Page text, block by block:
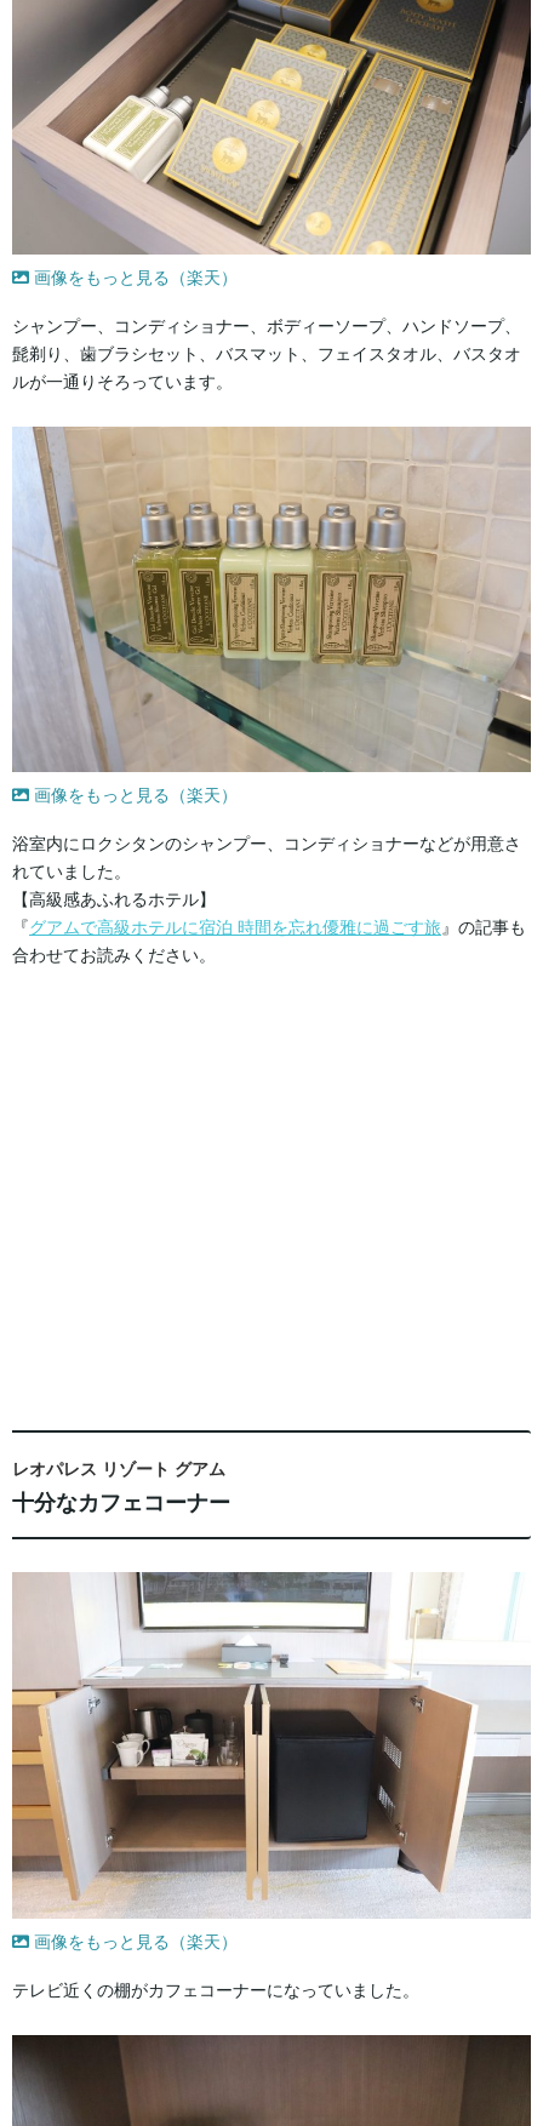
画像をもっと見る（楽天）
シャンプー、コンディショナー、ボディーソープ、ハンドソープ、
髭剃り、歯ブラシセット、バスマット、フェイスタオル、バスタオ
ルが一通りそろっています。
画像をもっと見る（楽天）
浴室内にロクシタンのシャンプー、コンディショナーなどが用意さ
れていました。
【高級感あふれるホテル】
『グアムで高級ホテルに宿泊 時間を忘れ優雅に過ごす旅 』の記事も
合わせてお読みください。
レオパレス リゾート グアム
十分なカフェコーナー
画像をもっと見る（楽天）
テレビ近くの棚がカフェコーナーになっていました。